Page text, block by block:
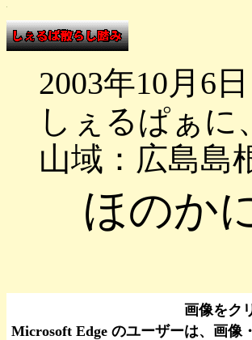
2003年10月6日
しぇるぱぁに
山域：広島島
ほのか
画像をク
Microsoft Edge のユーザーは、画像